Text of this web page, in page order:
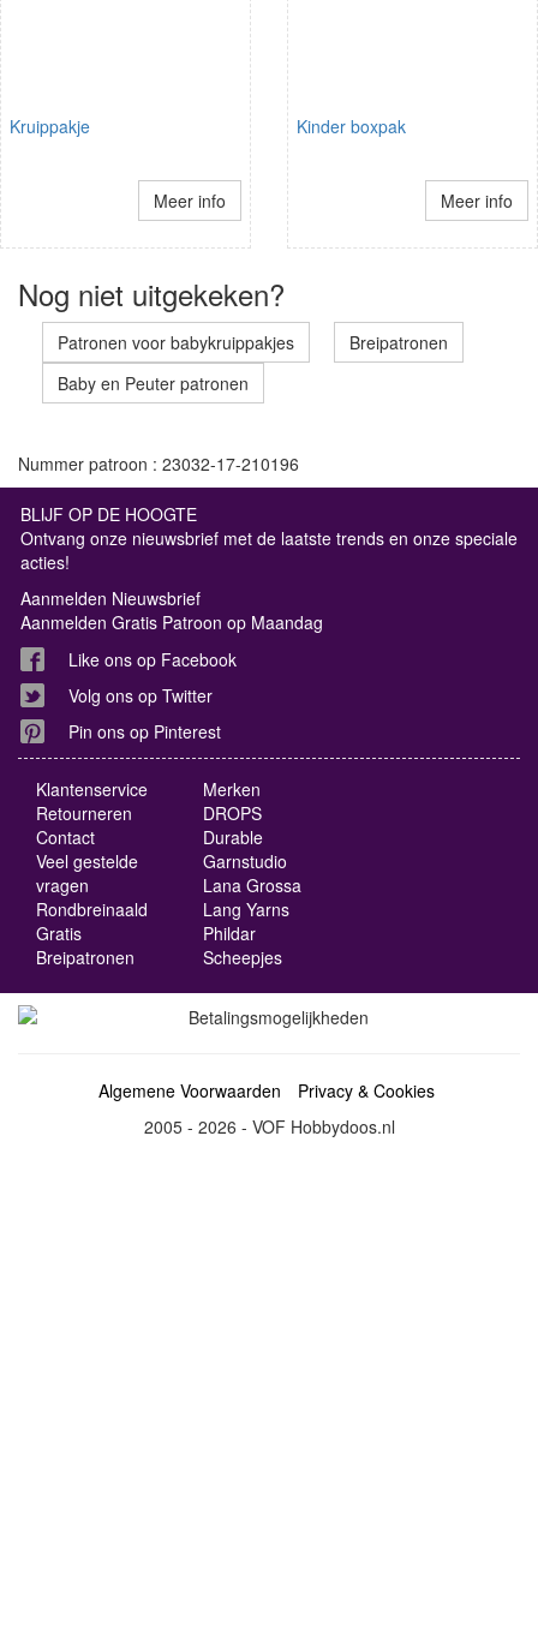
Kruippakje
Meer info
Kinder boxpak
Meer info
Nog niet uitgekeken?
Patronen voor babykruippakjes
Breipatronen
Baby en Peuter patronen
Nummer patroon : 23032-17-210196
BLIJF OP DE HOOGTE
Ontvang onze nieuwsbrief met de laatste trends en onze speciale
acties!
Aanmelden Nieuwsbrief
Aanmelden Gratis Patroon op Maandag
Like ons op Facebook
Volg ons op Twitter
Pin ons op Pinterest
Klantenservice
Retourneren
Contact
Veel gestelde
vragen
Rondbreinaald
Gratis
Breipatronen
Merken
DROPS
Durable
Garnstudio
Lana Grossa
Lang Yarns
Phildar
Scheepjes
Algemene Voorwaarden
Privacy & Cookies
2005 - 2026 - VOF Hobbydoos.nl